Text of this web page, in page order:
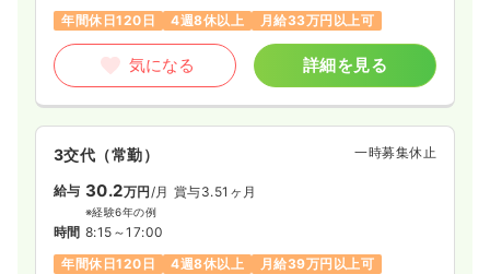
年間休日120日
4週8休以上 月給33万円以上可
気になる 詳細を見る
3交代（常勤） 一時募集休止
給与 30.2万円 /月 賞与3.51ヶ月
※経験6年の例
時間 8:15～17:00
年間休日120日
4週8休以上 月給39万円以上可